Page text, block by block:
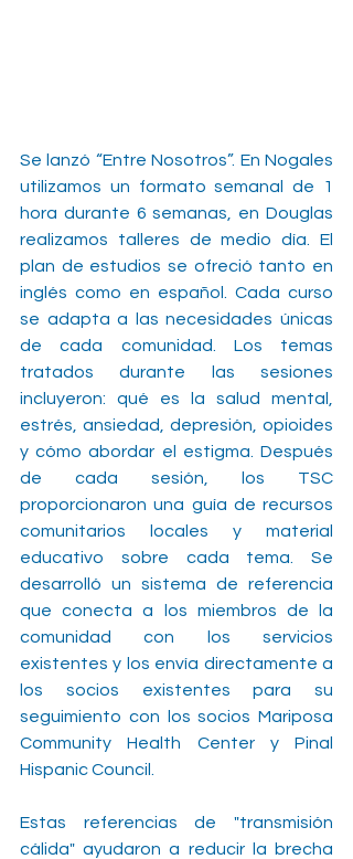
Se lanzó “Entre Nosotros”. En Nogales
utilizamos un formato semanal de 1
hora durante 6 semanas, en Douglas
realizamos talleres de medio día. El
plan de estudios se ofreció tanto en
inglés como en español. Cada curso
se adapta a las necesidades únicas
de cada comunidad. Los temas
tratados durante las sesiones
incluyeron: qué es la salud mental,
estrés, ansiedad, depresión, opioides
y cómo abordar el estigma. Después
de cada sesión, los TSC
proporcionaron una guía de recursos
comunitarios locales y material
educativo sobre cada tema. Se
desarrolló un sistema de referencia
que conecta a los miembros de la
comunidad con los servicios
existentes y los envía directamente a
los socios existentes para su
seguimiento con los socios Mariposa
Community Health Center y Pinal
Hispanic Council.
Estas referencias de "transmisión
cálida" ayudaron a reducir la brecha